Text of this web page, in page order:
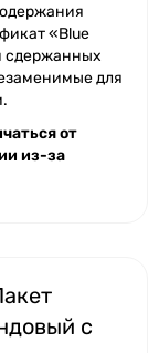
«Blue
сдержанных
для
от
из-за
с